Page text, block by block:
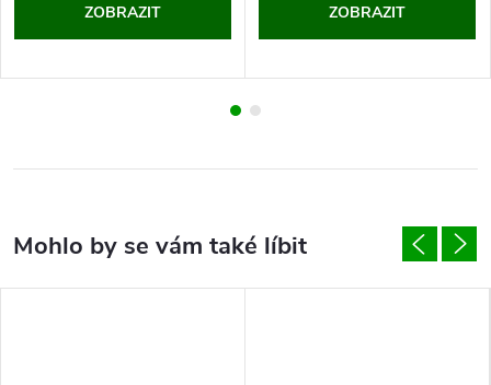
ZOBRAZIT ZOBRAZIT